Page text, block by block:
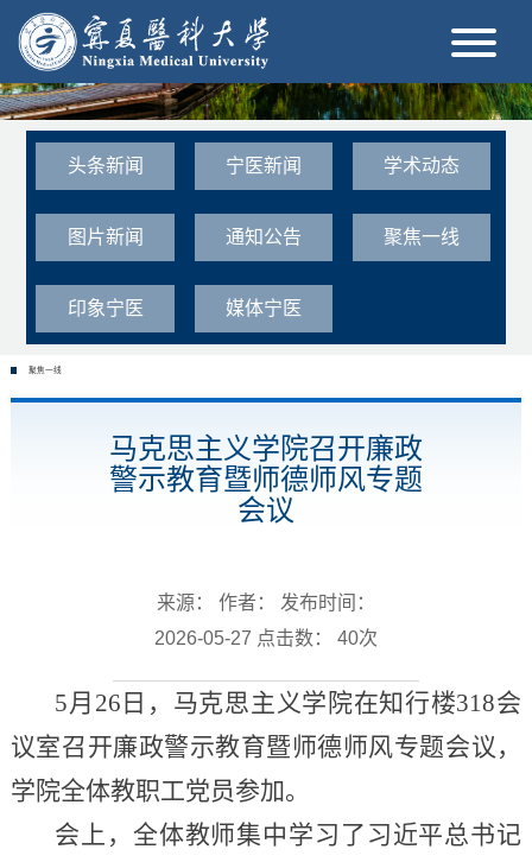
头条新闻 宁医新闻 学术动态
图片新闻 通知公告 聚焦一线
印象宁医 媒体宁医
聚焦一线
马克思主义学院召开廉政
警示教育暨师德师风专题
会议
来源： 作者： 发布时间：
2026-05-27 点击数： 40次
5月26日，马克思主义学院在知行楼318会
议室召开廉政警示教育暨师德师风专题会议，
学院全体教职工党员参加。
会上，全体教师集中学习了习近平总书记